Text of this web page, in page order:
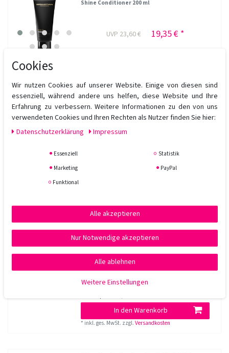
Shine Conditioner 200 ml
UVP 23,60 € 19,35 € *
*inkl. ges. MwSt. zzgl.Versandkosten
Sebastian Professional Dark Oil Smooth and
48,15 € *
Sebastian Professional Dark Oil Silky Shine
Shampoo 1000 ml
41,10 € *
In den Warenkorb
* inkl. ges. MwSt. zzgl.Versandkosten
Cookies
Wir nutzen Cookies auf unserer Website. Einige von diesen sind
essenziell, während andere uns helfen, diese Website und Ihre
Erfahrung zu verbessern. Weitere Informationen zu den von uns
verwendeten Cookies und Ihren Rechten als Nutzer finden Sie hier:
Daten­schutz­erklärung
Impressum
Essenziell
Statistik
Marketing
PayPal
Funktional
Alle akzeptieren
Nur Notwendige akzeptieren
Alle ablehnen
Weitere Einstellungen